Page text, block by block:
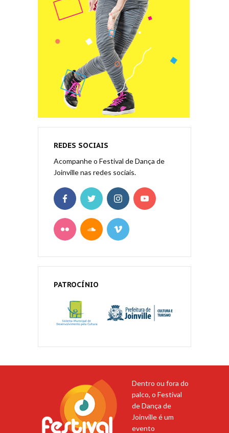
REDES SOCIAIS
Acompanhe o Festival de Dança de
Joinville nas redes sociais.
PATROCÍNIO
Dentro ou fora do
palco, o Festival
de Dança de
Joinville é um
evento